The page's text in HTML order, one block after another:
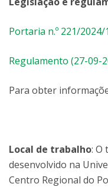
Portaria n.º 221/
Regulamento (27-09-
Para obter
Local de trabalho: O
desenvolvido na
Centro Regional do